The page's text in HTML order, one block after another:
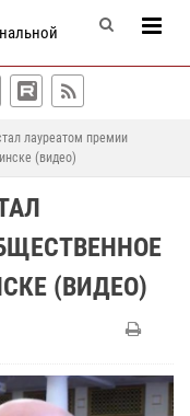
лауреатом премии
(видео)
(ВИДЕО)